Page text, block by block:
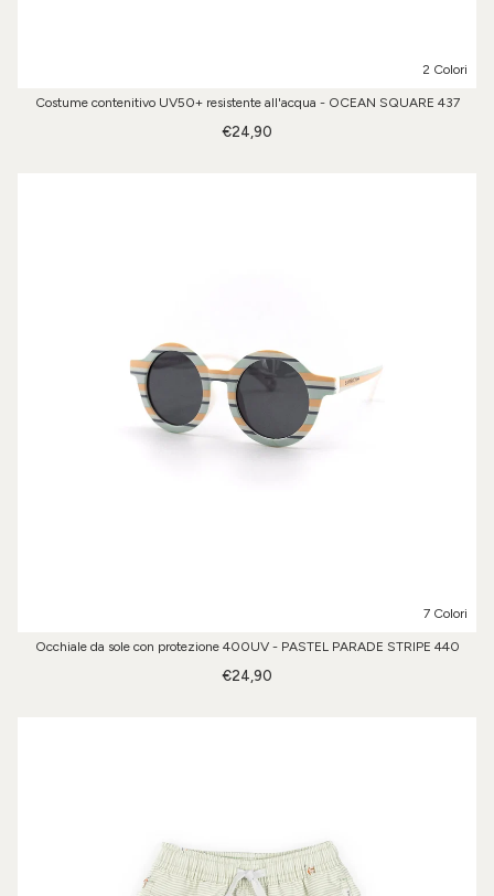
2 Colori
Costume contenitivo UV50+ resistente all'acqua - OCEAN SQUARE 437
€24,90
7 Colori
Occhiale da sole con protezione 400UV - PASTEL PARADE STRIPE 440
€24,90